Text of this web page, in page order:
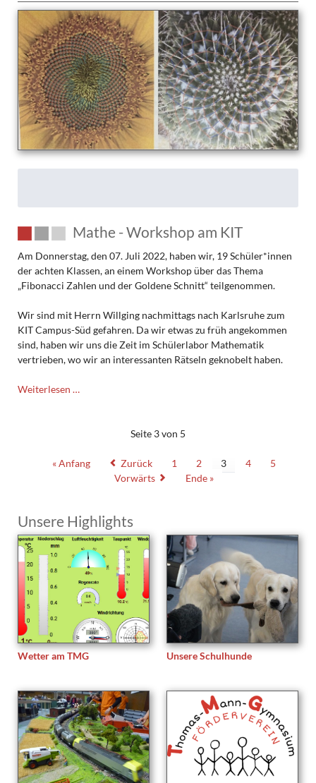
–
Beschleuniger
Mathe - Workshop am KIT
Am Donnerstag, den 07. Juli 2022, haben wir, 19 Schüler*innen
der achten Klassen, an einem Workshop über das Thema
„Fibonacci Zahlen und der Goldene Schnitt“ teilgenommen.
Wir sind mit Herrn Willging nachmittags nach Karlsruhe zum
KIT Campus-Süd gefahren. Da wir etwas zu früh angekommen
sind, haben wir uns die Zeit im Schülerlabor Mathematik
vertrieben, wo wir an interessanten Rätseln geknobelt haben.
Weiterlesen …
Seite 3 von 5
« Anfang Zurück 1 2 3 4
5
Vorwärts
Ende »
Unsere Highlights
Wetter am TMG Unsere Schulhunde